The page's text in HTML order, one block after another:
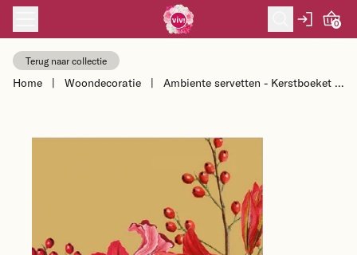
Skip to content
0
Terug naar collectie
Home | Woondecoratie |
Ambiente servetten - Kerstboeket -